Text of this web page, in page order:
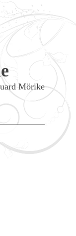
Mörike